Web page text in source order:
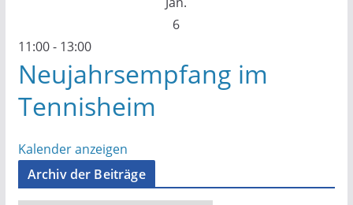
6
11:00- 13:00
Neujahrsempfang im
Tennisheim
Kalender anzeigen
Archiv der Beiträge